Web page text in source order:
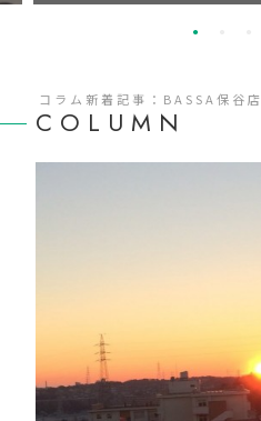
COLUMN
コラム新着記事：BASSA保谷店